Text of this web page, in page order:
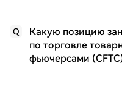
Q
Какую позицию
по торговле
фьючерсами